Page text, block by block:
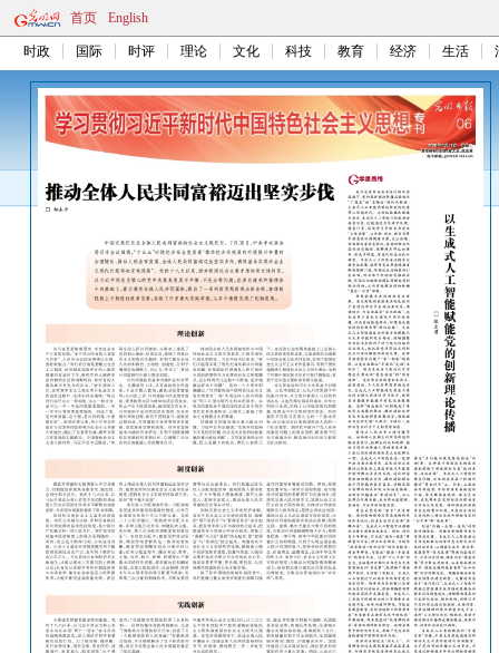
首页 English
时政 国际 时评 理论 文化 科技 教育 经济 生活